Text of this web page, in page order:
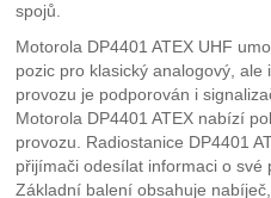
spojů.
Motorola DP4401 ATEX UHF
pozic pro klasický analogový,
provozu je podporován i
Motorola DP4401 ATEX nabízí
provozu. Radiostanice DP4401
přijímači odesílat informaci o své
Základní balení obsahuje